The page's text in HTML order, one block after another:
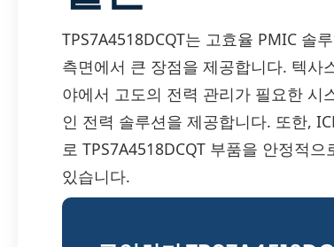
TPS7A4518DCQT는 고효율 PMIC 솔
측면에서 큰 장점을 제공합니다. 텍사
야에서 고도의 전력 관리가 필요한 시
인 전력 솔루션을 제공합니다. 또한,
로 TPS7A4518DCQT 부품을 안정적
있습니다.